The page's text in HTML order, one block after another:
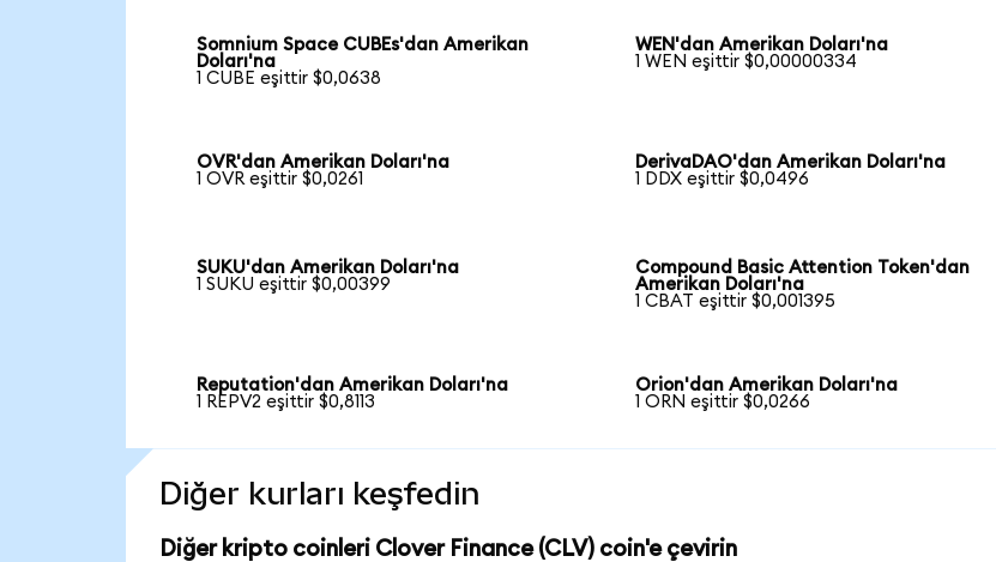
Somnium Space CUBEs'dan Amerikan
Doları'na
1 CUBE eşittir $0,0638
WEN'dan Amerikan Doları'na
1 WEN eşittir $0,00000334
OVR'dan Amerikan Doları'na
1 OVR eşittir $0,0261
DerivaDAO'dan Amerikan Doları'na
1 DDX eşittir $0,0496
SUKU'dan Amerikan Doları'na
1 SUKU eşittir $0,00399
Compound Basic Attention Token'dan
Amerikan Doları'na
1 CBAT eşittir $0,001395
Reputation'dan Amerikan Doları'na
1 REPV2 eşittir $0,8113
Orion'dan Amerikan Doları'na
1 ORN eşittir $0,0266
Diğer kurları keşfedin
Diğer kripto coinleri Clover Finance (CLV) coin'e çevirin